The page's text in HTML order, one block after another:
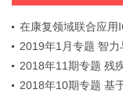
在康复领域联合应用
2019年1月专题 智
2018年11期专题 残
2018年10期专题 基